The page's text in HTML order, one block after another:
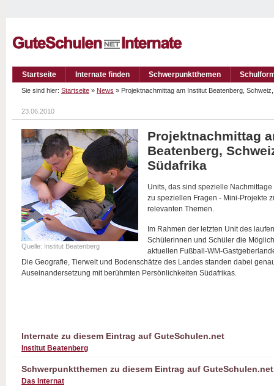
Startseite Internate finden Schwerpunktthemen
Sie sind hier: Startseite » News » Projektnachmittag am Institut Beatenberg,
23.06.2010
Quelle: Institut Beatenberg
Projektnachmittag
Beatenberg,
Südafrika
Units, das sind spezielle
zu speziellen Fragen - Mini-Projekte
relevanten Themen.
Im Rahmen der letzten Unit des
Schülerinnen und Schüler die
aktuellen Fußball-WM-
Die Geografie, Tierwelt und Bodenschätze des Landes standen dabei
Auseinandersetzung mit berühmten Persönlichkeiten Südafrikas.
Internate zu diesem Eintrag auf GuteSchulen.net
Institut Beatenberg
Schwerpunktthemen zu diesem Eintrag auf GuteSchulen.net
Das Internat